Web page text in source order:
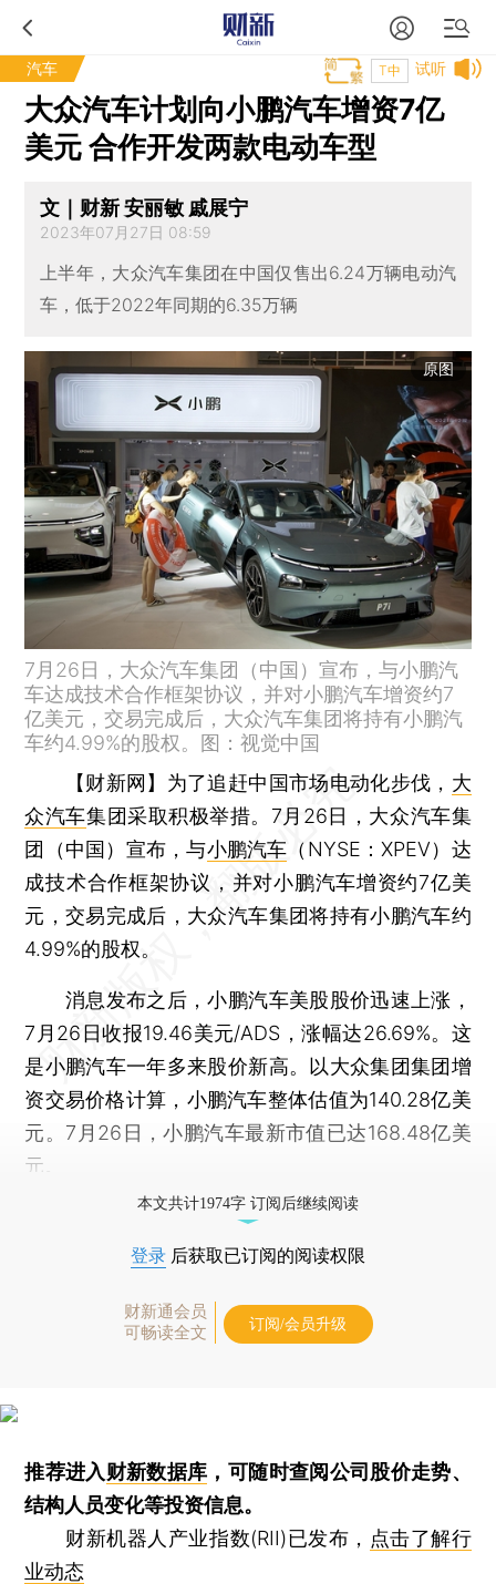
汽车 试听
T中
大众汽车计划向小鹏汽车增资7亿
美元 合作开发两款电动车型
文｜财新 安丽敏 戚展宁
2023年07月27日 08:59
上半年，大众汽车集团在中国仅售出6.24万辆电动汽
车，低于2022年同期的6.35万辆
原图
7月26日，大众汽车集团（中国）宣布，与小鹏汽
车达成技术合作框架协议，并对小鹏汽车增资约7
亿美元，交易完成后，大众汽车集团将持有小鹏汽
车约4.99%的股权。图：视觉中国
【财新网】 为了追赶中国市场电动化步伐， 大
众汽车集团采取积极举措。7月26日，大众汽车集
团（中国）宣布，与小鹏汽车 （NYSE：XPEV）达
成技术合作框架协议，并对小鹏汽车增资约7亿美
元，交易完成后，大众汽车集团将持有小鹏汽车约
4.99%的股权。
消息发布之后，小鹏汽车美股股价迅速上涨，
7月26日收报19.46美元/ADS，涨幅达26.69%。这
是小鹏汽车一年多来股价新高。以大众集团集团增
资交易价格计算，小鹏汽车整体估值为140.28亿美
元。7月26日，小鹏汽车最新市值已达168.48亿美
元。
本文共计1974字 订阅后继续阅读
登录 后获取已订阅的阅读权限
财新通会员
可畅读全文
订阅/会员升级
推荐进入财新数据库 ，可随时查阅公司股价走势、
结构人员变化等投资信息。
财新机器人产业指数(RII)已发布， 点击了解行
业动态